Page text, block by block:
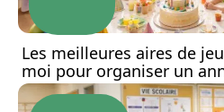
Les meilleures aires de
moi pour organiser un